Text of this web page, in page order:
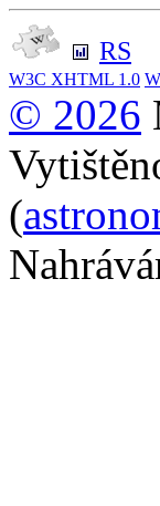
RS
W3C XHTML 1.0
© 2026
(